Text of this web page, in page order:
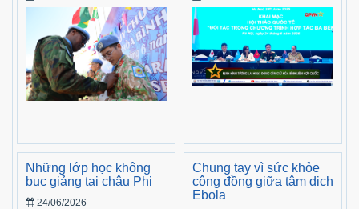
Những lớp học không
bục giảng tại châu Phi
24/06/2026
Chung tay vì sức khỏe
cộng đồng giữa tâm dịch
Ebola